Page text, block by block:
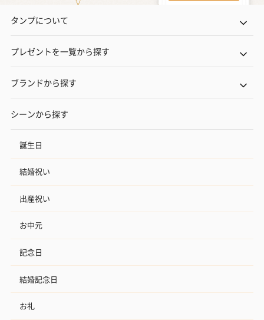
タンプについて
プレゼントを一覧から探す
ブランドから探す
シーンから探す
誕生日
結婚祝い
出産祝い
お中元
記念日
結婚記念日
お礼